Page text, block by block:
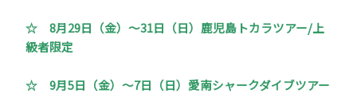
☆ 8月29日（金）～31日（日）鹿児島トカラツアー/上
級者限定
☆ 9月5日（金）～7日（日）愛南シャークダイブツアー